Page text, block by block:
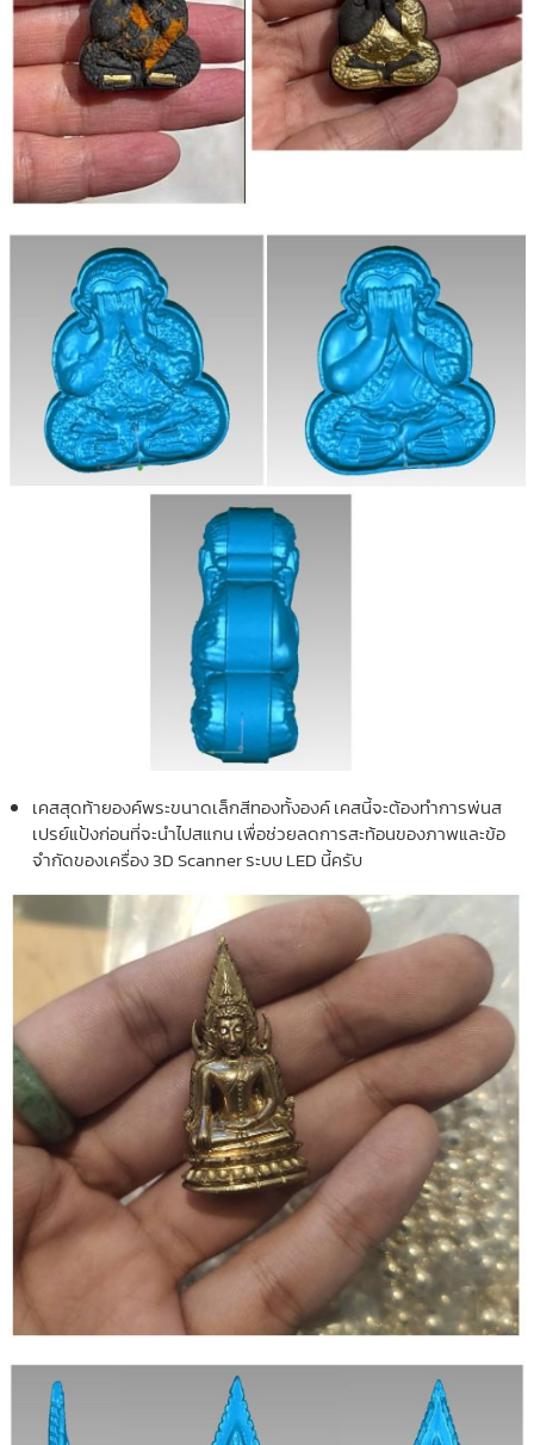
เคสสุดท้ายองค์พระขนาดเล็กสีทองทั้งองค์ เคสนี้จะต้องทำการพ่นส
เปรย์แป้งก่อนที่จะนำไปสแกน เพื่อช่วยลดการสะท้อนของภาพและข้อ
จำกัดของเครื่อง 3D Scanner ระบบ LED นี้ครับ